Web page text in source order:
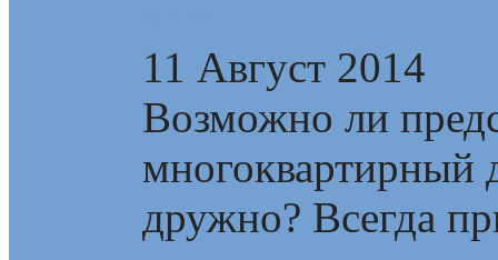
11 Август 2014
Возможно ли
многоквартирный
дружно? Всегда